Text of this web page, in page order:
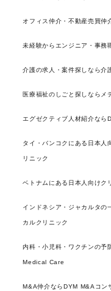
オフィス仲介・不動産売買仲
未経験からエンジニア・事務
介護の求人・案件探しなら介
医療福祉のしごと探しならメ
エグゼクティブ人材紹介なら
タイ・バンコクにある日本人
リニック
ベトナムにある日本人向けク
インドネシア・ジャカルタの
カルクリニック
内科・小児科・ワクチンの予
Medical Care
M&A仲介ならDYM M&Aコン